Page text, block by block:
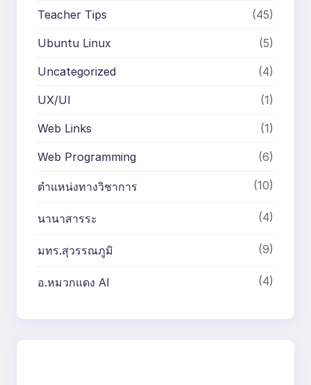
Teacher Tips (45)
Ubuntu Linux (5)
Uncategorized (4)
UX/UI (1)
Web Links (1)
Web Programming (6)
ตำแหน่งทางวิชาการ (10)
นานาสารระ (4)
มทร.สุวรรณภูมิ (9)
อ.หมวกแดง AI (4)